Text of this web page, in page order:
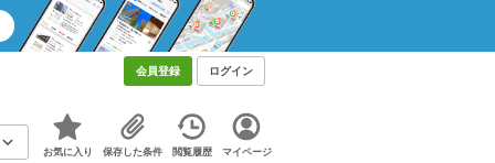
会員登録 ログイン
お気に入り 保存した条件 閲覧履歴 マイページ